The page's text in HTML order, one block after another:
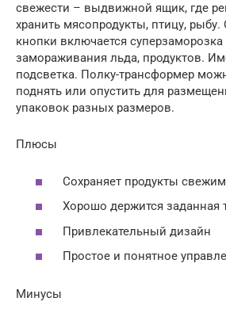
свежести – выдвижной ящик, где
хранить мясопродукты, птицу,
кнопки включается суперзаморозка
замораживания льда, продуктов.
подсветка. Полку-трансформер
поднять или опустить для
упаковок разных размеров.
Плюсы
Сохраняет продукты
Хорошо держится заданная
Привлекательный дизайн
Простое и понятное
Минусы